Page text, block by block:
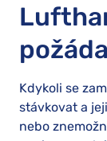
Kdykoli se
stávkovat a
nebo